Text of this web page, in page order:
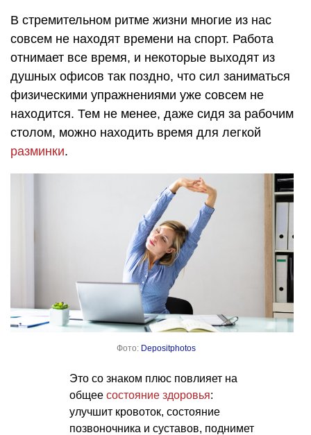
В стремительном ритме жизни многие из нас
совсем не находят времени на спорт. Работа
отнимает все время, и некоторые выходят из
душных офисов так поздно, что сил заниматься
физическими упражнениями уже совсем не
находится. Тем не менее, даже сидя за рабочим
столом, можно находить время для легкой
разминки.
Фото: Depositphotos
Это со знаком плюс повлияет на
общее состояние здоровья:
улучшит кровоток, состояние
позвоночника и суставов, поднимет